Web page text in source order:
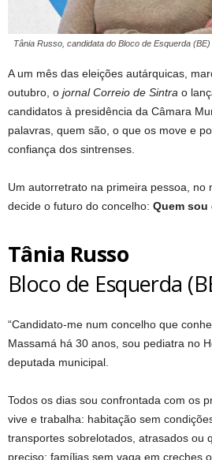
Tânia Russo, candidata do Bloco de Esquerda
A um mês das eleições autárquicas,
outubro, o jornal Correio de Sintra o
candidatos à presidência da Câmara
palavras, quem são, o que os move e
confiança dos sintrenses.
Um autorretrato na primeira pessoa, no
decide o futuro do concelho: Quem sou
Tânia Russo
Bloco de Esquerda
“Candidato-me num concelho que
Massamá há 30 anos, sou pediatra no
deputada municipal.
Todos os dias sou confrontada com os
vive e trabalha: habitação sem
transportes sobrelotados, atrasados ou
preciso; famílias sem vaga em creches